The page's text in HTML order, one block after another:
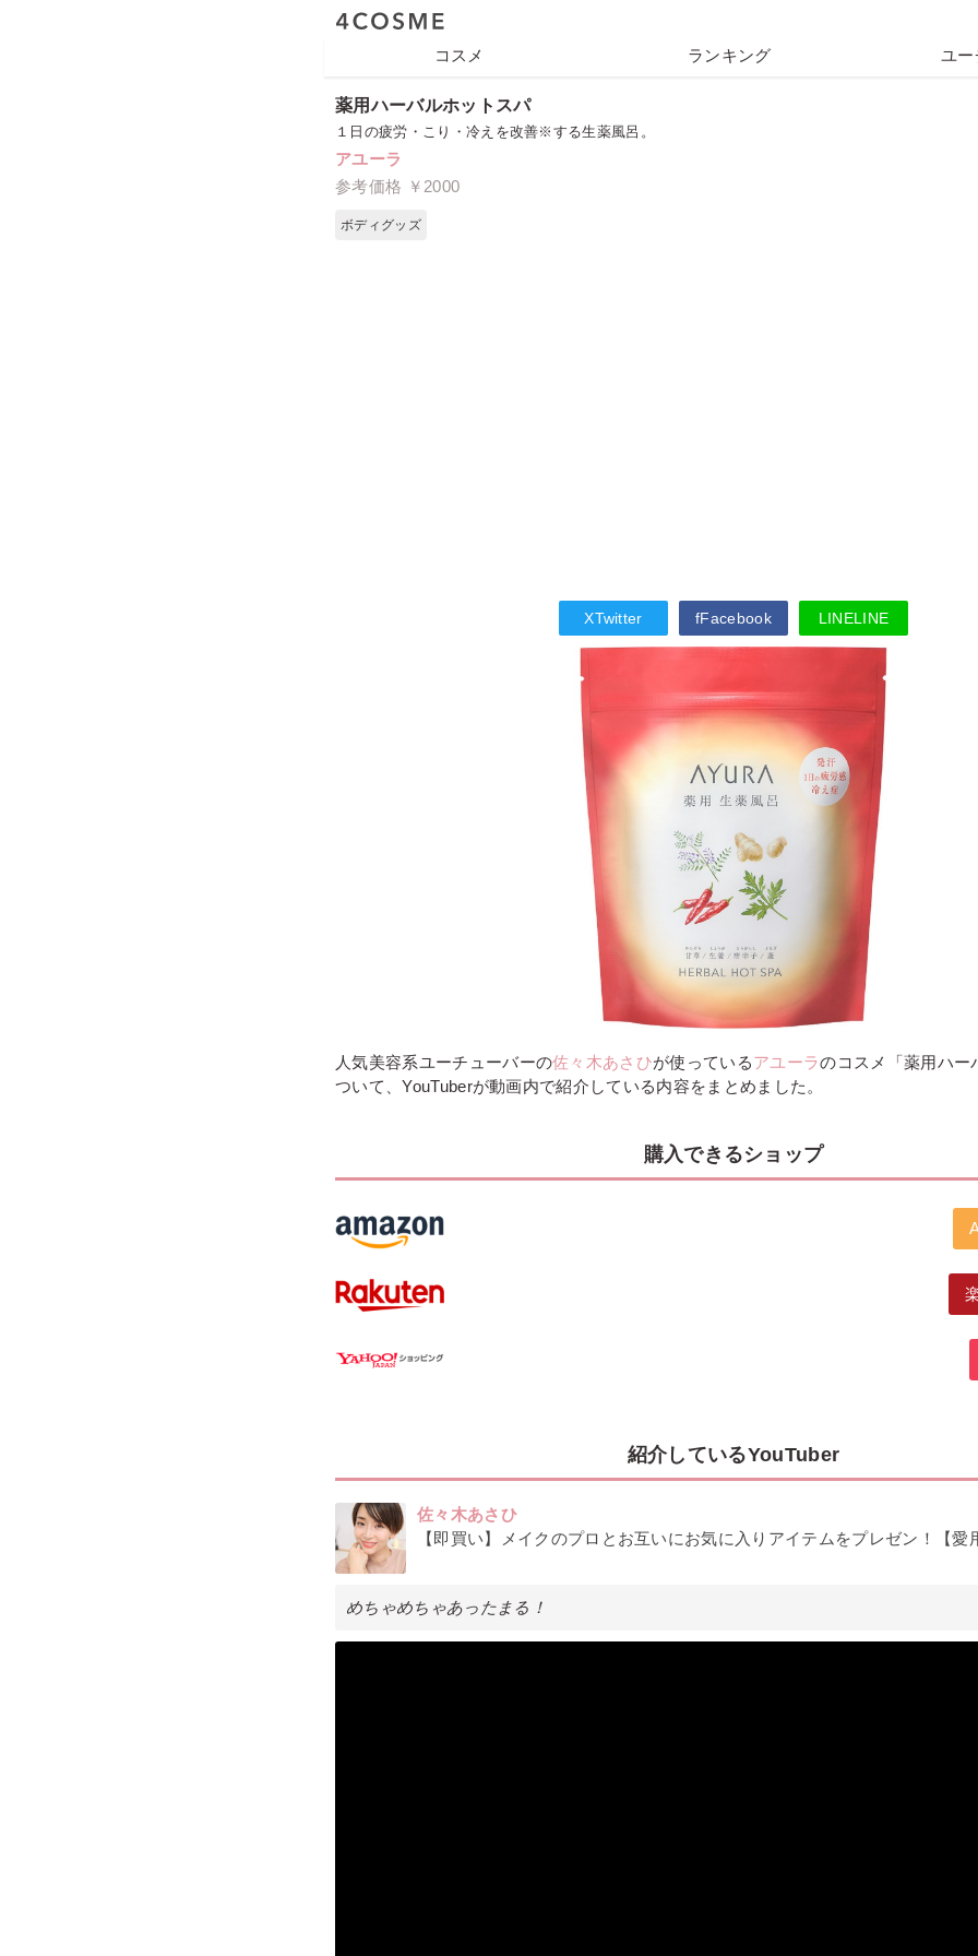
コスメ ランキング ユー
薬用ハーバルホットスパ
１日の疲労・こり・冷えを改善※する生薬風呂。
アユーラ
参考価格 ￥2000
ボディグッズ
XTwitter fFacebook LINELINE
人気美容系ユーチューバーの佐々木あさひが使っているアユーラのコスメ「薬用ハー
ついて、YouTuberが動画内で紹介している内容をまとめました。
購入できるショップ
紹介しているYouTuber
佐々木あさひ
【即買い】メイクのプロとお互いにお気に入りアイテムをプレゼン！【愛
めちゃめちゃあったまる！